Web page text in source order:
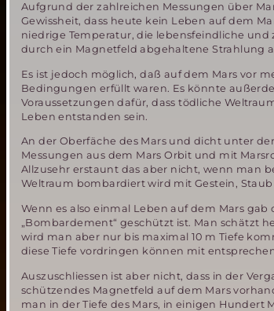
Aufgrund der zahlreichen Messungen über
Gewissheit, dass heute kein Leben auf dem
niedrige Temperatur, die lebensfeindliche
durch ein Magnetfeld abgehaltene Strahlung
Es ist jedoch möglich, daß auf dem Mars vor
Bedingungen erfüllt waren. Es könnte
Voraussetzungen dafür, dass tödliche
Leben entstanden sein.
An der Oberfäche des Mars und dicht unter
Messungen aus dem Mars Orbit und mit
Allzusehr erstaunt das aber nicht, wenn man
Weltraum bombardiert wird mit Gestein,
Wenn es also einmal Leben auf dem Mars
„Bombardement“ geschützt ist. Man schätzt
wird man aber nur bis maximal 10 m Tiefe
diese Tiefe vordringen können mit
Auszuschliessen ist aber nicht, dass in der
schützendes Magnetfeld auf dem Mars
man in der Tiefe des Mars, in einigen Hundert